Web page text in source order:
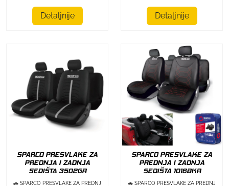
Detaljnije Detaljnije
SPARCO PRESVLAKE ZA
PREDNJA I ZADNJA
SEDIŠTA 3502GR
🚗 SPARCO PRESVLAKE ZA PREDNJ
SPARCO PRESVLAKE ZA
PREDNJA I ZADNJA
SEDIŠTA 1016BKR
🚗 SPARCO PRESVLAKE ZA PREDNJ